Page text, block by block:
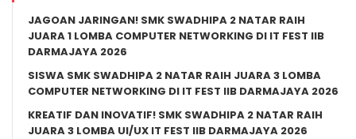
JAGOAN JARINGAN! SMK SWADHIPA 2 NATAR RAIH
JUARA 1 LOMBA COMPUTER NETWORKING DI IT FEST IIB
DARMAJAYA 2026
SISWA SMK SWADHIPA 2 NATAR RAIH JUARA 3 LOMBA
COMPUTER NETWORKING DI IT FEST IIB DARMAJAYA 2026
KREATIF DAN INOVATIF! SMK SWADHIPA 2 NATAR RAIH
JUARA 3 LOMBA UI/UX IT FEST IIB DARMAJAYA 2026